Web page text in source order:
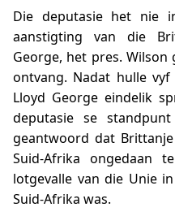
Die deputasie het nie
aanstigting van die
George, het pres.
ontvang. Nadat hulle
Lloyd George eindelik
deputasie se
geantwoord dat
Suid-Afrika ongedaan
lotgevalle van die Unie
Suid-Afrika was.